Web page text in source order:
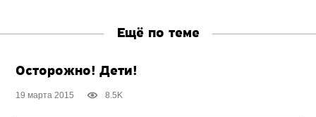
Ещё по теме
Осторожно! Дети!
19 марта 2015 8.5K